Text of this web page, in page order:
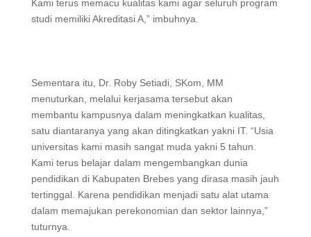
Kami terus memacu kualitas kami agar seluruh program
studi memiliki Akreditasi A,” imbuhnya.
Sementara itu, Dr. Roby Setiadi, SKom, MM
menuturkan, melalui kerjasama tersebut akan
membantu kampusnya dalam meningkatkan kualitas,
satu diantaranya yang akan ditingkatkan yakni IT. “Usia
universitas kami masih sangat muda yakni 5 tahun.
Kami terus belajar dalam mengembangkan dunia
pendidikan di Kabupaten Brebes yang dirasa masih jauh
tertinggal. Karena pendidikan menjadi satu alat utama
dalam memajukan perekonomian dan sektor lainnya,”
tuturnya.